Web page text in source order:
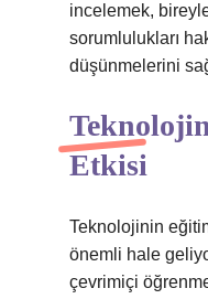
incelemek,
sorumlulukları
düşünmelerini
Etkisi
Teknolojinin
önemli hale
çevrimiçi